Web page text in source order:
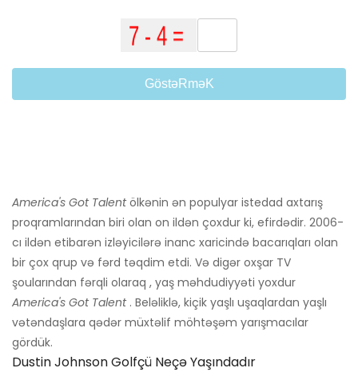
GöstəRməK
America's Got Talentölkənin ən populyar istedad axtarış
proqramlarından biri olan on ildən çoxdur ki, efirdədir. 2006-
cı ildən etibarən izləyicilərə inanc xaricində bacarıqları olan
bir çox qrup və fərd təqdim etdi. Və digər oxşar TV
şoularından fərqli olaraq , yaş məhdudiyyəti yoxdur
America's Got Talent. Beləliklə, kiçik yaşlı uşaqlardan yaşlı
vətəndaşlara qədər müxtəlif möhtəşəm yarışmacılar
gördük.
Dustin Johnson Golfçü Neçə Yaşındadır